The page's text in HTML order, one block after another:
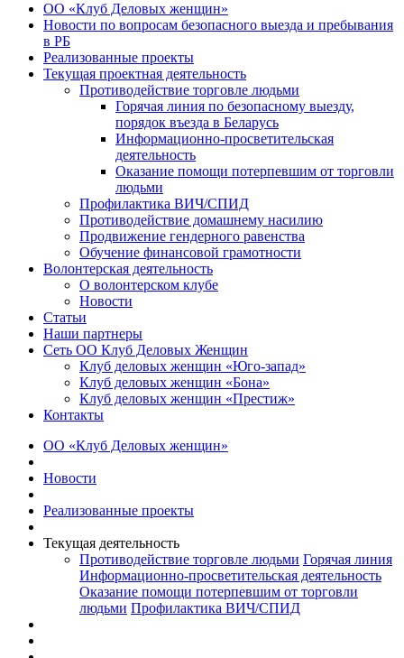
ОО «Клуб Деловых женщин»
Новости по вопросам безопасного выезда и пребывания
в РБ
Реализованные проекты
Текущая проектная деятельность
Противодействие торговле людьми
Горячая линия по безопасному выезду,
порядок въезда в Беларусь
Информационно-просветительская
деятельность
Оказание помощи потерпевшим от торговли
людьми
Профилактика ВИЧ/СПИД
Противодействие домашнему насилию
Продвижение гендерного равенства
Обучение финансовой грамотности
Волонтерская деятельность
О волонтерском клубе
Новости
Статьи
Наши партнеры
Сеть ОО Клуб Деловых Женщин
Клуб деловых женщин «Юго-запад»
Клуб деловых женщин «Бона»
Клуб деловых женщин «Престиж»
Контакты
ОО «Клуб Деловых женщин»
Новости
Реализованные проекты
Текущая деятельность
Противодействие торговле людьми Горячая линия
Информационно-просветительская деятельность
Оказание помощи потерпевшим от торговли
людьми Профилактика ВИЧ/СПИД